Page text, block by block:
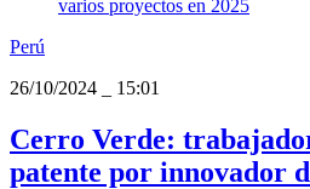
Perú
26/10/2024
15:01
Cerro Verde:
patente por innovador